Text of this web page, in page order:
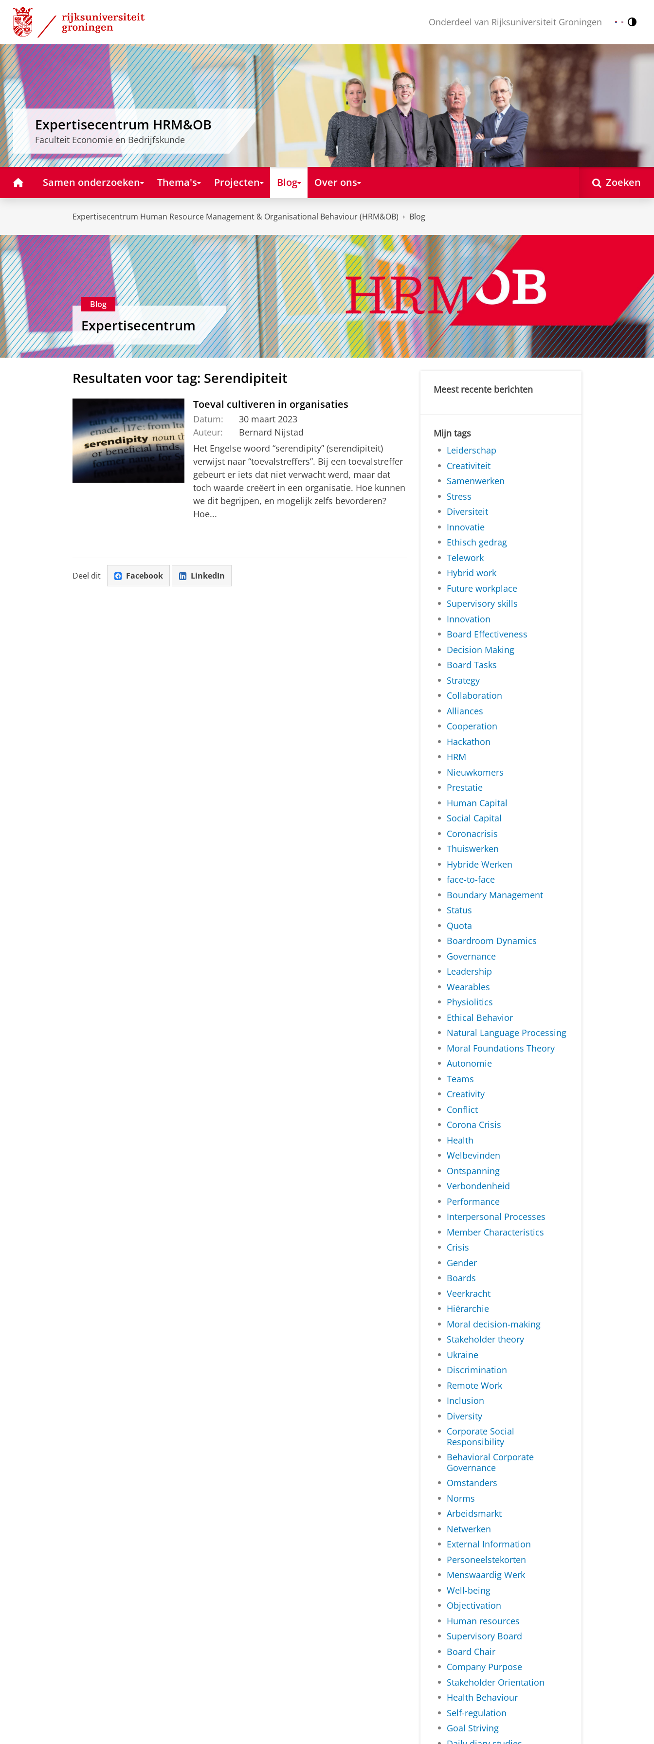
Skip
Content
Skip
Navigation
Onderdeel van Rijksuniversiteit Groningen Nederlands
English
Expertisecentrum HRM&OB
Faculteit Economie en Bedrijfskunde
HomeSamen onderzoeken Thema's Projecten Blog Over ons Zoeken
Expertisecentrum Human Resource Management & Organisational Behaviour (HRM&OB) Blog
Blog
Expertisecentrum
Resultaten voor tag: Serendipiteit
Toeval cultiveren in organisaties
Datum:
30 maart 2023
Auteur:
Bernard Nijstad
Het Engelse woord “serendipity” (serendipiteit)
verwijst naar “toevalstreffers”. Bij een toevalstreffer
gebeurt er iets dat niet verwacht werd, maar dat
toch waarde creëert in een organisatie. Hoe kunnen
we dit begrijpen, en mogelijk zelfs bevorderen?
Hoe...
Deel dit Facebook LinkedIn
Meest recente berichten
Mijn tags
Leiderschap
Creativiteit
Samenwerken
Stress
Diversiteit
Innovatie
Ethisch gedrag
Telework
Hybrid work
Future workplace
Supervisory skills
Innovation
Board Effectiveness
Decision Making
Board Tasks
Strategy
Collaboration
Alliances
Cooperation
Hackathon
HRM
Nieuwkomers
Prestatie
Human Capital
Social Capital
Coronacrisis
Thuiswerken
Hybride Werken
face-to-face
Boundary Management
Status
Quota
Boardroom Dynamics
Governance
Leadership
Wearables
Physiolitics
Ethical Behavior
Natural Language Processing
Moral Foundations Theory
Autonomie
Teams
Creativity
Conflict
Corona Crisis
Health
Welbevinden
Ontspanning
Verbondenheid
Performance
Interpersonal Processes
Member Characteristics
Crisis
Gender
Boards
Veerkracht
Hiërarchie
Moral decision-making
Stakeholder theory
Ukraine
Discrimination
Remote Work
Inclusion
Diversity
Corporate Social
Responsibility
Behavioral Corporate
Governance
Omstanders
Norms
Arbeidsmarkt
Netwerken
External Information
Personeelstekorten
Menswaardig Werk
Well-being
Objectivation
Human resources
Supervisory Board
Board Chair
Company Purpose
Stakeholder Orientation
Health Behaviour
Self-regulation
Goal Striving